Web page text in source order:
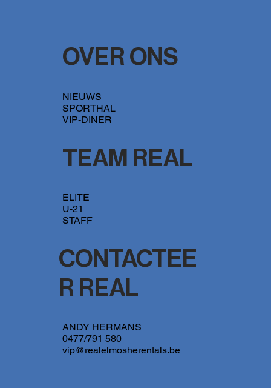
CONTACTEE
R REAL
ANDY HERMANS
0477/791 580
vip@realelmosherentals.be
TEAM REAL
ELITE
U-21
STAFF
OVER ONS
NIEUWS
SPORTHAL
VIP-DINER